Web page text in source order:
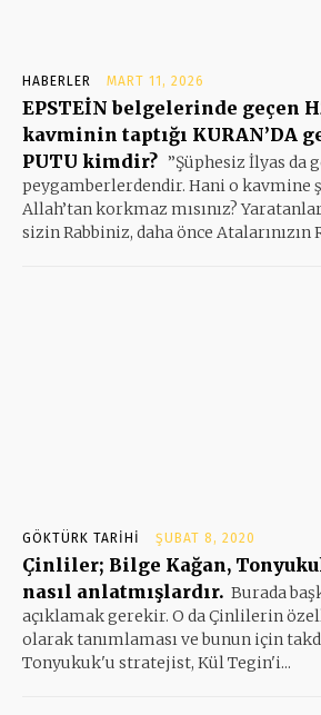
HABERLER MART 11, 2026
EPSTEİN belgelerinde geçen
kavminin taptığı KURAN’DA
PUTU kimdir? ”Şüphesiz İlyas da
peygamberlerdendir. Hani o kavmine
Allah’tan korkmaz mısınız?
sizin Rabbiniz, daha önce Atalarınızın
GÖKTÜRK TARIHI ŞUBAT 8, 2020
Çinliler; Bilge Kağan,
nasıl anlatmışlardır. Burada
açıklamak gerekir. O da Çinlilerin
olarak tanımlaması ve bunun için
Tonyukuk'u stratejist, Kül Tegin'i...